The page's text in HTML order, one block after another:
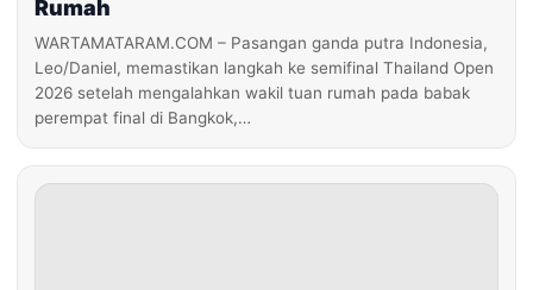
Rumah
WARTAMATARAM.COM – Pasangan ganda putra Indonesia,
Leo/Daniel, memastikan langkah ke semifinal Thailand Open
2026 setelah mengalahkan wakil tuan rumah pada babak
perempat final di Bangkok,…